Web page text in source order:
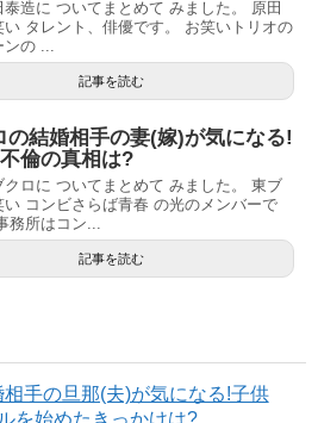
造に ついてまとめて みました。 原田
い タレント、俳優です。 お笑いトリオの
ンの ...
記事を読む
の結婚相手の妻(嫁)が気になる!
倫の真相は?
クロに ついてまとめて みました。 東ブ
い コンビさらば青春 の光のメンバーで
務所はコン...
記事を読む
手の旦那(夫)が気になる!子供
を始めたきっかけは?